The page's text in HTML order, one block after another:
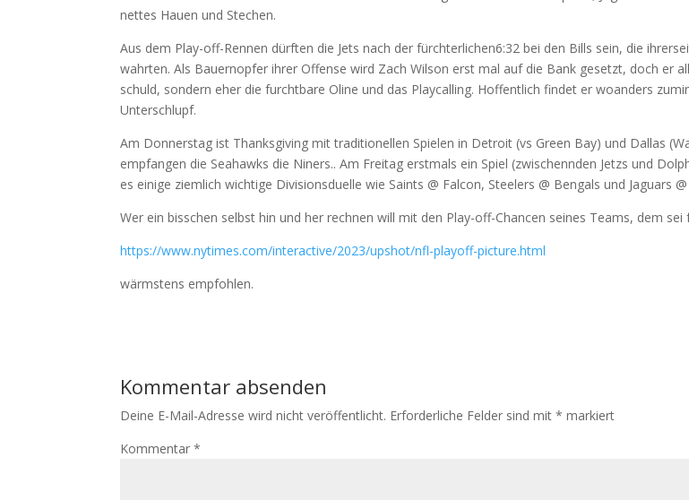
nettes Hauen und Stechen.
Aus dem Play-off-Rennen dürften die Jets nach der fürchterlichen6:32 bei den Bills sein, die
wahrten. Als Bauernopfer ihrer Offense wird Zach Wilson erst mal auf die Bank gesetzt, doch er
schuld, sondern eher die furchtbare Oline und das Playcalling. Hoffentlich findet er woanders
Unterschlupf.
Am Donnerstag ist Thanksgiving mit traditionellen Spielen in Detroit (vs Green Bay) und Dallas
empfangen die Seahawks die Niners.. Am Freitag erstmals ein Spiel (zwischennden Jetzs und
es einige ziemlich wichtige Divisionsduelle wie Saints @ Falcon, Steelers @ Bengals und Jaguars
Wer ein bisschen selbst hin und her rechnen will mit den Play-off-Chancen seines Teams, dem sei
https://www.nytimes.com/interactive/2023/upshot/nfl-playoff-picture.html
wärmstens empfohlen.
Kommentar absenden
Deine E-Mail-Adresse wird nicht veröffentlicht. Erforderliche Felder sind mit* markiert
Kommentar*